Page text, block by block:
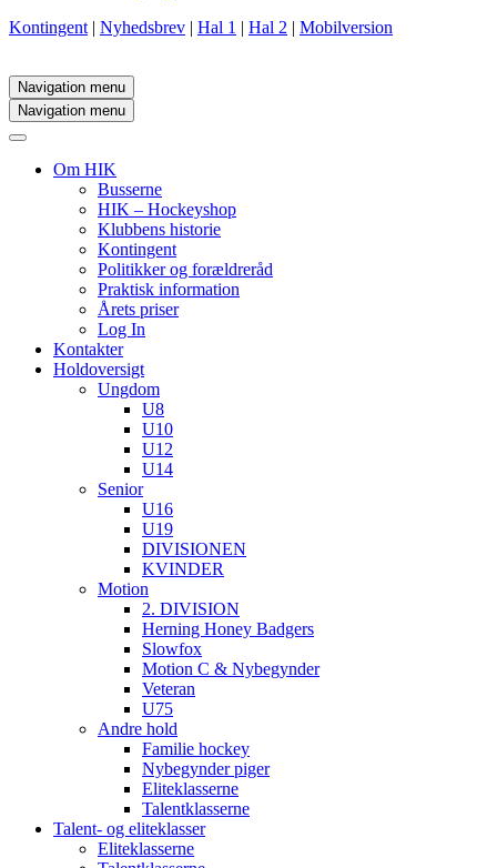
Kontingent | Nyhedsbrev | Hal 1 | Hal 2 | Mobilversion
Navigation menu
Navigation menu
Om HIK
Busserne
HIK – Hockeyshop
Klubbens historie
Kontingent
Politikker og forældreråd
Praktisk information
Årets priser
Log In
Kontakter
Holdoversigt
Ungdom
U8
U10
U12
U14
Senior
U16
U19
DIVISIONEN
KVINDER
Motion
2. DIVISION
Herning Honey Badgers
Slowfox
Motion C & Nybegynder
Veteran
U75
Andre hold
Familie hockey
Nybegynder piger
Eliteklasserne
Talentklasserne
Talent- og eliteklasser
Eliteklasserne